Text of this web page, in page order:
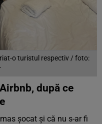
o turistul respectiv / foto:
după ce
șocat și că nu s-ar fi